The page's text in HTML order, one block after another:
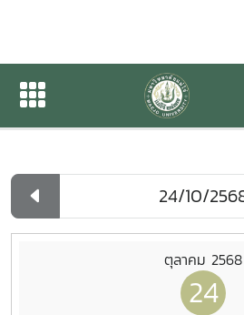
ปฏิทินกิจกรรมของ
ปฏิทินกิจกรรมของหน่วยงาน
ตุลาคม 2568
24